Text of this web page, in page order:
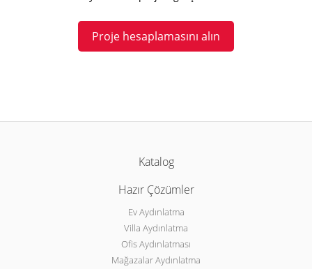
Proje hesaplamasını alın
Katalog
Hazır Çözümler
Ev Aydınlatma
Villa Aydınlatma
Ofis Aydınlatması
Mağazalar Aydınlatma